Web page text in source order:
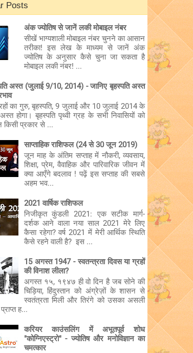
Posts
अंक ज्योतिष से जानें लकी मोबाइल नंबर
सीखें भाग्यशाली मोबाइल नंबर चुनने का आसान
तरीका! इस लेख के माध्यम से जानें अंक
ज्योतिष के अनुसार कैसे चुना जा सकता है
मोबाइल लकी नंबर! ...
अस्त (जुलाई 9/10, 2014) - जानिए बृहस्पति अस्त
का गुरु, बृहस्पति, 9 जुलाई और 10 जुलाई 2014 के
होगा। बृहस्पति पृथ्वी ग्रह के सभी निवासियों को
किसी प्रकार से ...
साप्ताहिक राशिफल (24 से 30 जून 2019)
जून माह के अंतिम सप्ताह में नौकरी, व्यवसाय,
शिक्षा, प्रेम, वैवाहिक और पारिवारिक जीवन में
क्या आएँगे बदलाव ! पढ़ें इस सप्ताह की सबसे
अहम भव...
2021 वार्षिक राशिफल
निजीकृत कुंडली 2021: एक सटीक मार्ग-
दर्शक आने वाला नया साल 2021 मेरे लिए
कैसा रहेगा? वर्ष 2021 में मेरी आर्थिक स्थिति
कैसे रहने वाली है? इस ...
15 अगस्त 1947 - स्वतन्त्रता दिवस या ग्रहों
की विनाश लीला?
अगस्त १५, १९४७ ही वो दिन है जब सोने की
चिड़िया, हिंदुस्तान को अंग्रेज़ों के शासन से
स्वतंत्रता मिली और तिरंगे को उसका असली
ह...
करियर काउंसलिंग में अभूतपूर्व शोध
"कोग्निएस्ट्रो" - ज्योतिष और मनोविज्ञान का
चमत्कार